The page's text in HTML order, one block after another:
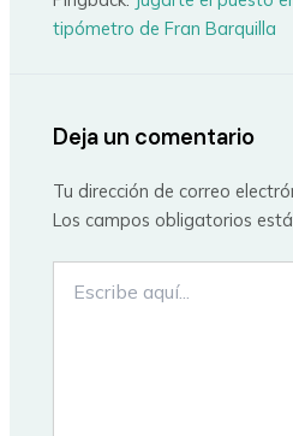
tipómetro de Fran Barquilla
Deja un comentario
Tu dirección de correo
Los campos obligatorios
aquí...